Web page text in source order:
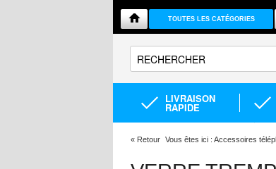
TOUTES LES CATÉGORIES
LIVRAISON
RAPIDE
« Retour Vous êtes ici : Accessoires